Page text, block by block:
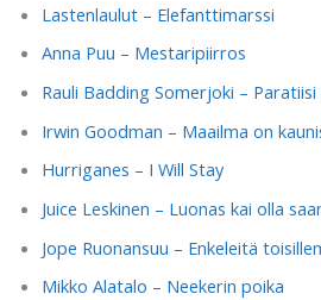
Lastenlaulut – Elefanttimarssi
Anna Puu – Mestaripiirros
Rauli Badding Somerjoki – Paratiisi
Irwin Goodman – Maailma on
Hurriganes – I Will Stay
Juice Leskinen – Luonas kai olla
Jope Ruonansuu – Enkeleitä
Mikko Alatalo – Neekerin poika